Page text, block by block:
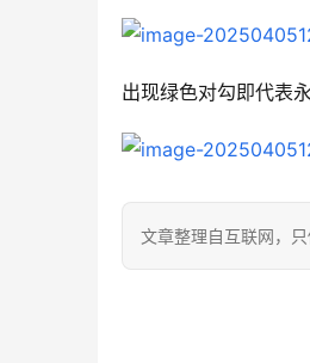
出现绿色对勾即代表
文章整理自互联网，